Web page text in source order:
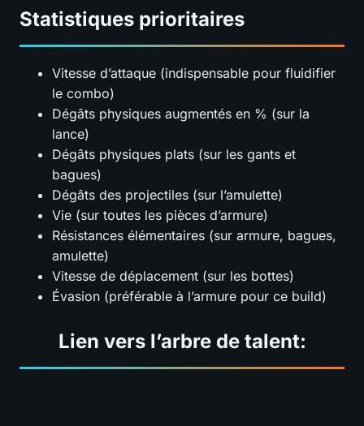
Statistiques prioritaires
Vitesse d’attaque (indispensable pour fluidifier
le combo)
Dégâts physiques augmentés en % (sur la
lance)
Dégâts physiques plats (sur les gants et
bagues)
Dégâts des projectiles (sur l’amulette)
Vie (sur toutes les pièces d’armure)
Résistances élémentaires (sur armure, bagues,
amulette)
Vitesse de déplacement (sur les bottes)
Évasion (préférable à l’armure pour ce build)
Lien vers l’arbre de talent: